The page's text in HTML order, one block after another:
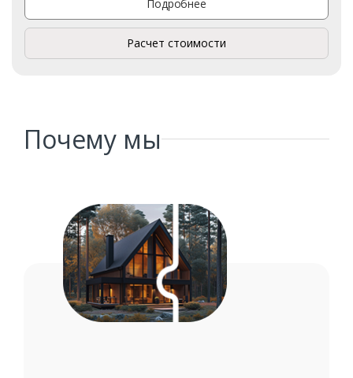
Ваше имя*
Ваш телефон*
Подробнее
Расчет стоимости
Почему мы